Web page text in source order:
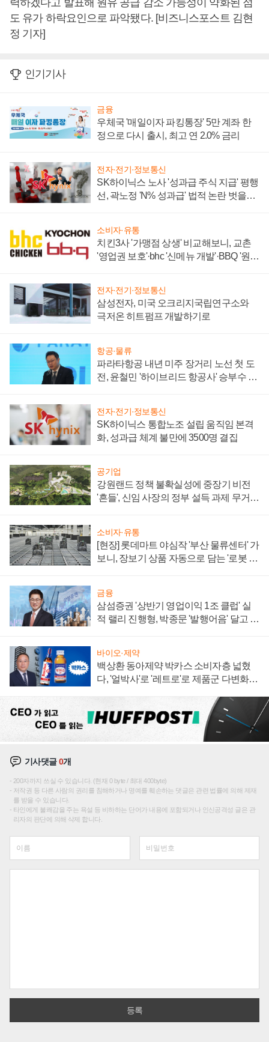
력하겠다고 발표해 원유 공급 감소 가능성이 약화된 점
도 유가 하락요인으로 파악됐다. [비즈니스포스트 김현
정 기자]
인기기사
금융
우체국 '매일이자 파킹통장' 5만 계좌 한
정으로 다시 출시, 최고 연 2.0% 금리
전자·전기·정보통신
SK하이닉스 노사 '성과급 주식 지급' 평행
선, 곽노정 'N% 성과급' 법적 논란 벗을지
소비자·유통
치킨3사 '가맹점 상생' 비교해보니, 교촌
'영업권 보호'·bhc '신메뉴 개발'·BBQ '원가
전자·전기·정보통신
삼성전자, 미국 오크리지국립연구소와
극저온 히트펌프 개발하기로
항공·물류
파라타항공 내년 미주 장거리 노선 첫 도
전, 윤철민 '하이브리드 항공사' 승부수 통
전자·전기·정보통신
SK하이닉스 통합노조 설립 움직임 본격
화, 성과급 체계 불만에 3500명 결집
공기업
강원랜드 정책 불확실성에 중장기 비전
'흔들', 신임 사장의 정부 설득 과제 무거워
소비자·유통
[현장] 롯데마트 야심작 '부산 물류센터' 가
보니, 장보기 상품 자동으로 담는 '로봇 40
금융
삼섬증권 '상반기 영업이익 1조 클럽' 실
적 랠리 진행형, 박종문 '발행어음' 달고 연
바이오·제약
백상환 동아제약 박카스 소비자층 넓혔
다, '얼박사'로 '레트로'로 제품군 다변화
기사댓글0개
200자까지 쓰실 수 있습니다. (현재 0 byte / 최대 400byte)
저작권 등 다른 사람의 권리를 침해하거나 명예를 훼손하는 댓글은 관련 법률에 의해 제재
를 받을 수 있습니다.
타인에게 불쾌감을 주는 욕설 등 비하하는 단어가 내용에 포함되거나 인신공격성 글은 관
리자의 판단에 의해 삭제 합니다.